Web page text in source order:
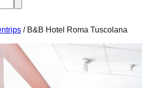
/ B&B Hotel Roma Tuscolana